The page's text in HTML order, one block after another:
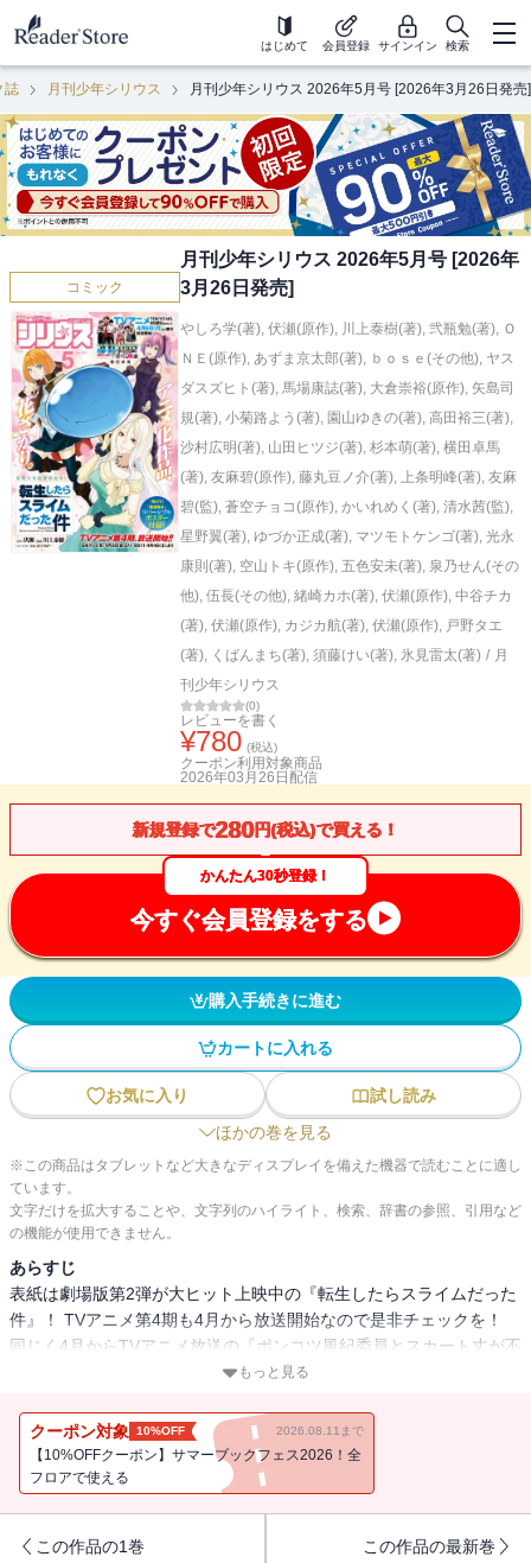
はじめて 会員登録 サインイン 検索
誌 月刊少年シリウス 月刊少年シリウス 2026年5月号 [2026年3月26日発売]
コミック
月刊少年シリウス 2026年5月号 [2026年
3月26日発売]
やしろ学(著), 伏瀬(原作), 川上泰樹(著), 弐瓶勉(著), Ｏ
ＮＥ(原作), あずま京太郎(著), ｂｏｓｅ(その他), ヤス
ダスズヒト(著), 馬場康誌(著), 大倉崇裕(原作), 矢島司
規(著), 小菊路よう(著), 園山ゆきの(著), 高田裕三(著),
沙村広明(著), 山田ヒツジ(著), 杉本萌(著), 横田卓馬
(著), 友麻碧(原作), 藤丸豆ノ介(著), 上条明峰(著), 友麻
碧(監), 蒼空チョコ(原作), かいれめく(著), 清水茜(監),
星野翼(著), ゆづか正成(著), マツモトケンゴ(著), 光永
康則(著), 空山トキ(原作), 五色安未(著), 泉乃せん(その
他), 伍長(その他), 緒崎カホ(著), 伏瀬(原作), 中谷チカ
(著), 伏瀬(原作), カジカ航(著), 伏瀬(原作), 戸野タエ
(著), くばんまち(著), 須藤けい(著), 氷見雷太(著) / 月
刊少年シリウス
(0)
レビューを書く
¥780 (税込)
クーポン利用対象商品
2026年03月26日 配信
新規登録で280円(税込)で買える！
かんたん30秒登録！
今すぐ会員登録をする
購入手続きに進む
カートに入れる
お気に入り
試し読み
ほかの巻を見る
※この商品はタブレットなど大きなディスプレイを備えた機器で読むことに適し
ています。
文字だけを拡大することや、文字列のハイライト、検索、辞書の参照、引用など
の機能が使用できません。
あらすじ
表紙は劇場版第2弾が大ヒット上映中の『転生したらスライムだった
件』！ TVアニメ第4期も4月から放送開始なので是非チェックを！
同じく4月からTVアニメ放送の『ポンコツ風紀委員とスカート丈が不
適切なＪＫの話』や『ブレス』などのアニメ情報が盛りだくさん！
ダンジョン』『バーサス』『戦車椅子-TANK CHAIR-』も掲載！
もっと見る
クーポン対象 10%OFF 2026.08.11まで
【10%OFFクーポン】サマーブックフェス2026！全
フロアで使える
この作品の1巻 この作品の最新巻